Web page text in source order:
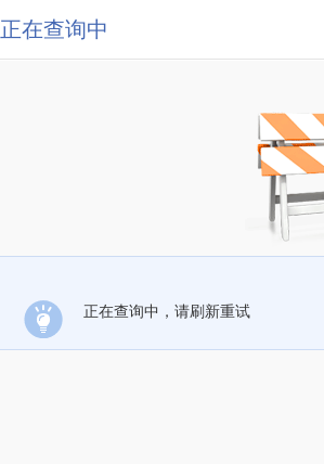
正在查询中
正在查询中，请刷新重试